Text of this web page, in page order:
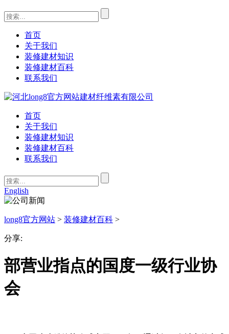
首页
关于我们
装修建材知识
装修建材百科
联系我们
首页
关于我们
装修建材知识
装修建材百科
联系我们
English
long8官方网站 > 装修建材百科 >
分享:
部营业指点的国度一级行业协
会